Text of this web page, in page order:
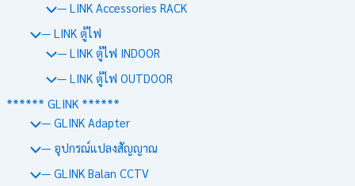
— LINK Accessories RACK
— LINK ตู้ไฟ
— LINK ตู้ไฟ INDOOR
— LINK ตู้ไฟ OUTDOOR
****** GLINK ******
— GLINK Adapter
— อุปกรณ์แปลงสัญญาณ
— GLINK Balan CCTV